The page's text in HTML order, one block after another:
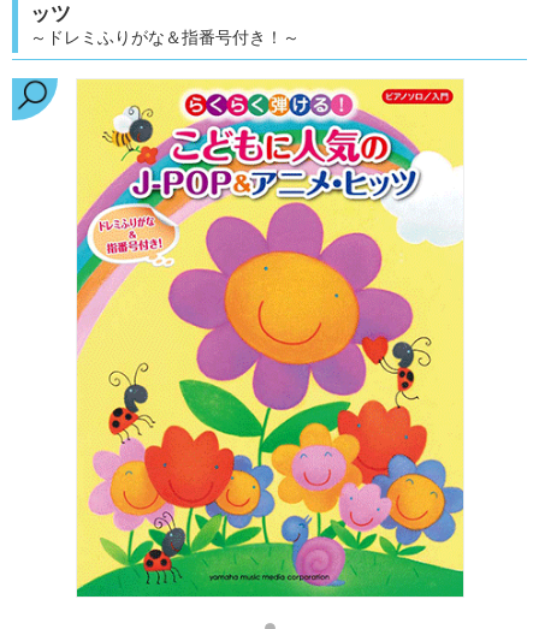
ッツ
～ドレミふりがな＆指番号付き！～